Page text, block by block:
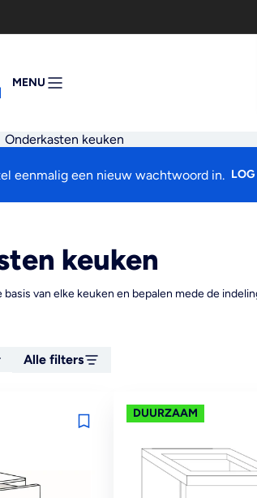
MENU
MENU
Onderkasten keuken
eenmalig een nieuw wachtwoord in.
keuken
van elke keuken en bepalen mede de
Alle filters
DUURZAAM